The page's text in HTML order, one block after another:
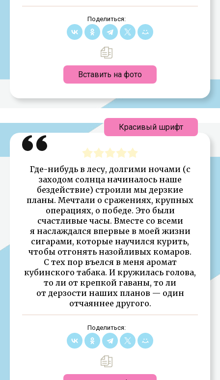
Поделиться:
Вставить на фото
Где-нибудь в лесу, долгими ночами (с
заходом солнца начиналось наше
бездействие) строили мы дерзкие
планы. Мечтали о сражениях, крупных
операциях, о победе. Это были
счастливые часы. Вместе со всеми
я наслаждался впервые в моей жизни
сигарами, которые научился курить,
чтобы отгонять назойливых комаров.
С тех пор въелся в меня аромат
кубинского табака. И кружилась голова,
то ли от крепкой гаваны, то ли
от дерзости наших планов — один
отчаяннее другого.
Поделиться:
Красивый шрифт